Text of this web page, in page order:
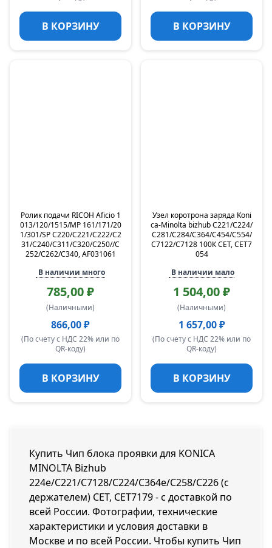
В КОРЗИНУ В КОРЗИНУ
Ролик подачи RICOH Aficio 1
013/120/1515/MP 161/171/20
1/301/SP C220/C221/C222/C2
31/C240/C311/C320/C250//C
252/C262/C340, AF031061
В наличии много
785,00 ₽
(Наличными)
866,00 ₽
(По счету с НДС 22% или по
QR-коду)
В КОРЗИНУ
Узел коротрона заряда Koni
ca-Minolta bizhub C221/C224/
C281/C284/C364/C454/C554/
C7122/C7128 100К CET, CET7
054
В наличии мало
1 504,00 ₽
(Наличными)
1 657,00 ₽
(По счету с НДС 22% или по
QR-коду)
В КОРЗИНУ
Купить Чип блока проявки для KONICA
MINOLTA Bizhub
224e/C221/C7128/C224/C364e/C258/C226 (с
держателем) CET, CET7179 - с доставкой по
всей России. Фотографии, технические
характеристики и условия доставки в
Москве и по всей России. Чтобы купить Чип